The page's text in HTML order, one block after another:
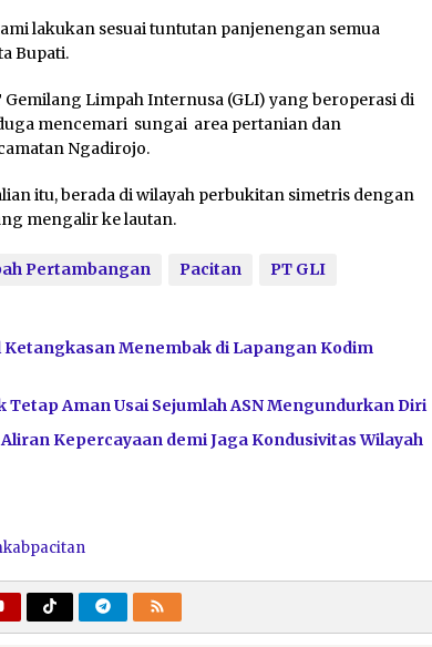
lakukan sesuai tuntutan panjenengan semua
Bupati.
Limpah Internusa (GLI) yang beroperasi di
mencemari sungai area pertanian dan
Ngadirojo.
itu, berada di wilayah perbukitan simetris dengan
mengalir ke lautan.
Pertambangan Pacitan PT GLI
Menembak di Lapangan Kodim
Aman Usai Sejumlah ASN Mengundurkan Diri
Kepercayaan demi Jaga Kondusivitas Wilayah